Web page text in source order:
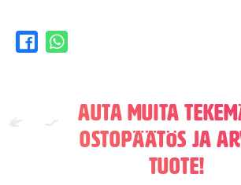
Auta muita
ostopäätös ja
tuote!